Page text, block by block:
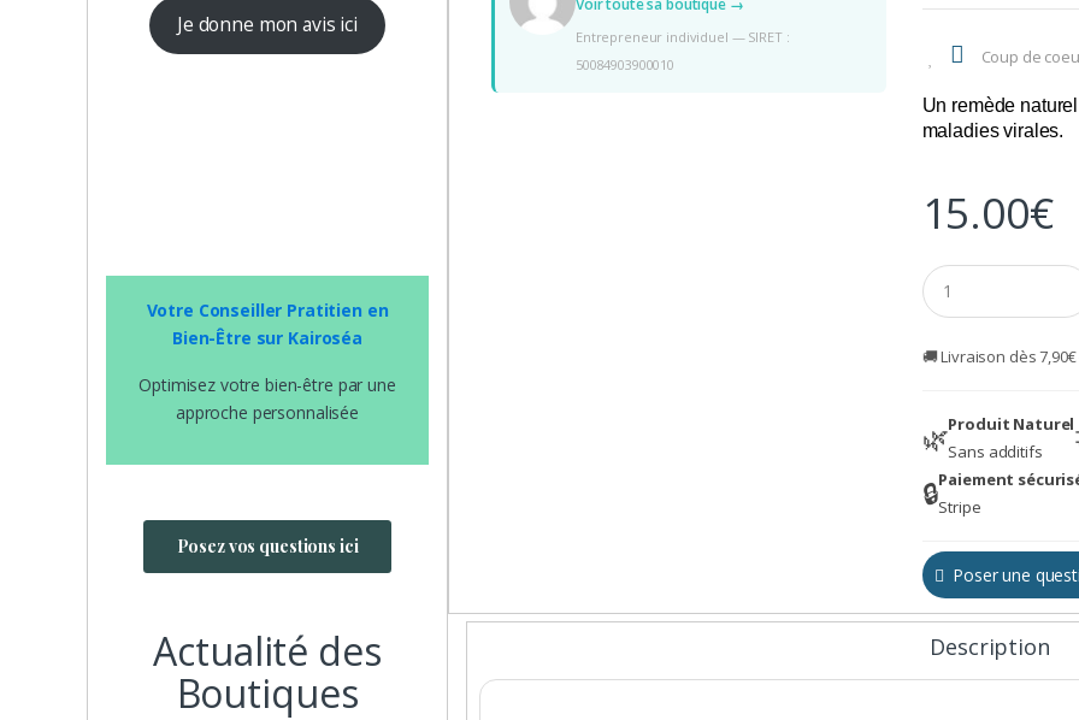
Voir toute sa boutique →
Entrepreneur individuel — SIRET :
50084903900010
Coup de
Un remède
maladies virales.
15.00€
Q
u
a
t
🚚 Livraison dès
🌿Produit Naturel
Sans additifs
🔒Paiement
Stripe
Poser une
Description
Je donne mon avis ici
Votre Conseiller Pratitien en
Bien-Être sur Kairoséa
Optimisez votre bien-être par une
approche personnalisée
Posez vos questions ici
Actualité des
Boutiques